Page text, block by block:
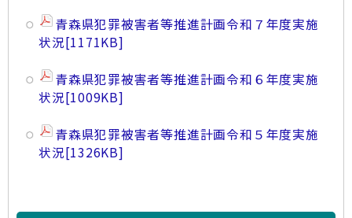
青森県犯罪被害者等推進計画令和７年度実施
状況[1171KB]
青森県犯罪被害者等推進計画令和６年度実施
状況[1009KB]
青森県犯罪被害者等推進計画令和５年度実施
状況[1326KB]